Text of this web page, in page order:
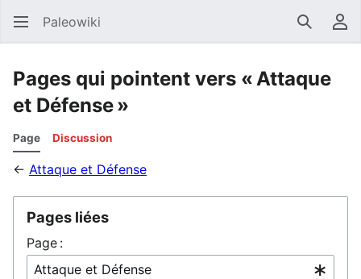
Paleowiki
Pages qui pointent vers « Attaque
et Défense »
Page Discussion
← Attaque et Défense
Pages liées
Page :